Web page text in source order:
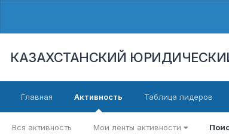
КАЗАХСТАНСКИЙ
Главная Активность
Вся активность Мои ленты активности
Таблица лидеров